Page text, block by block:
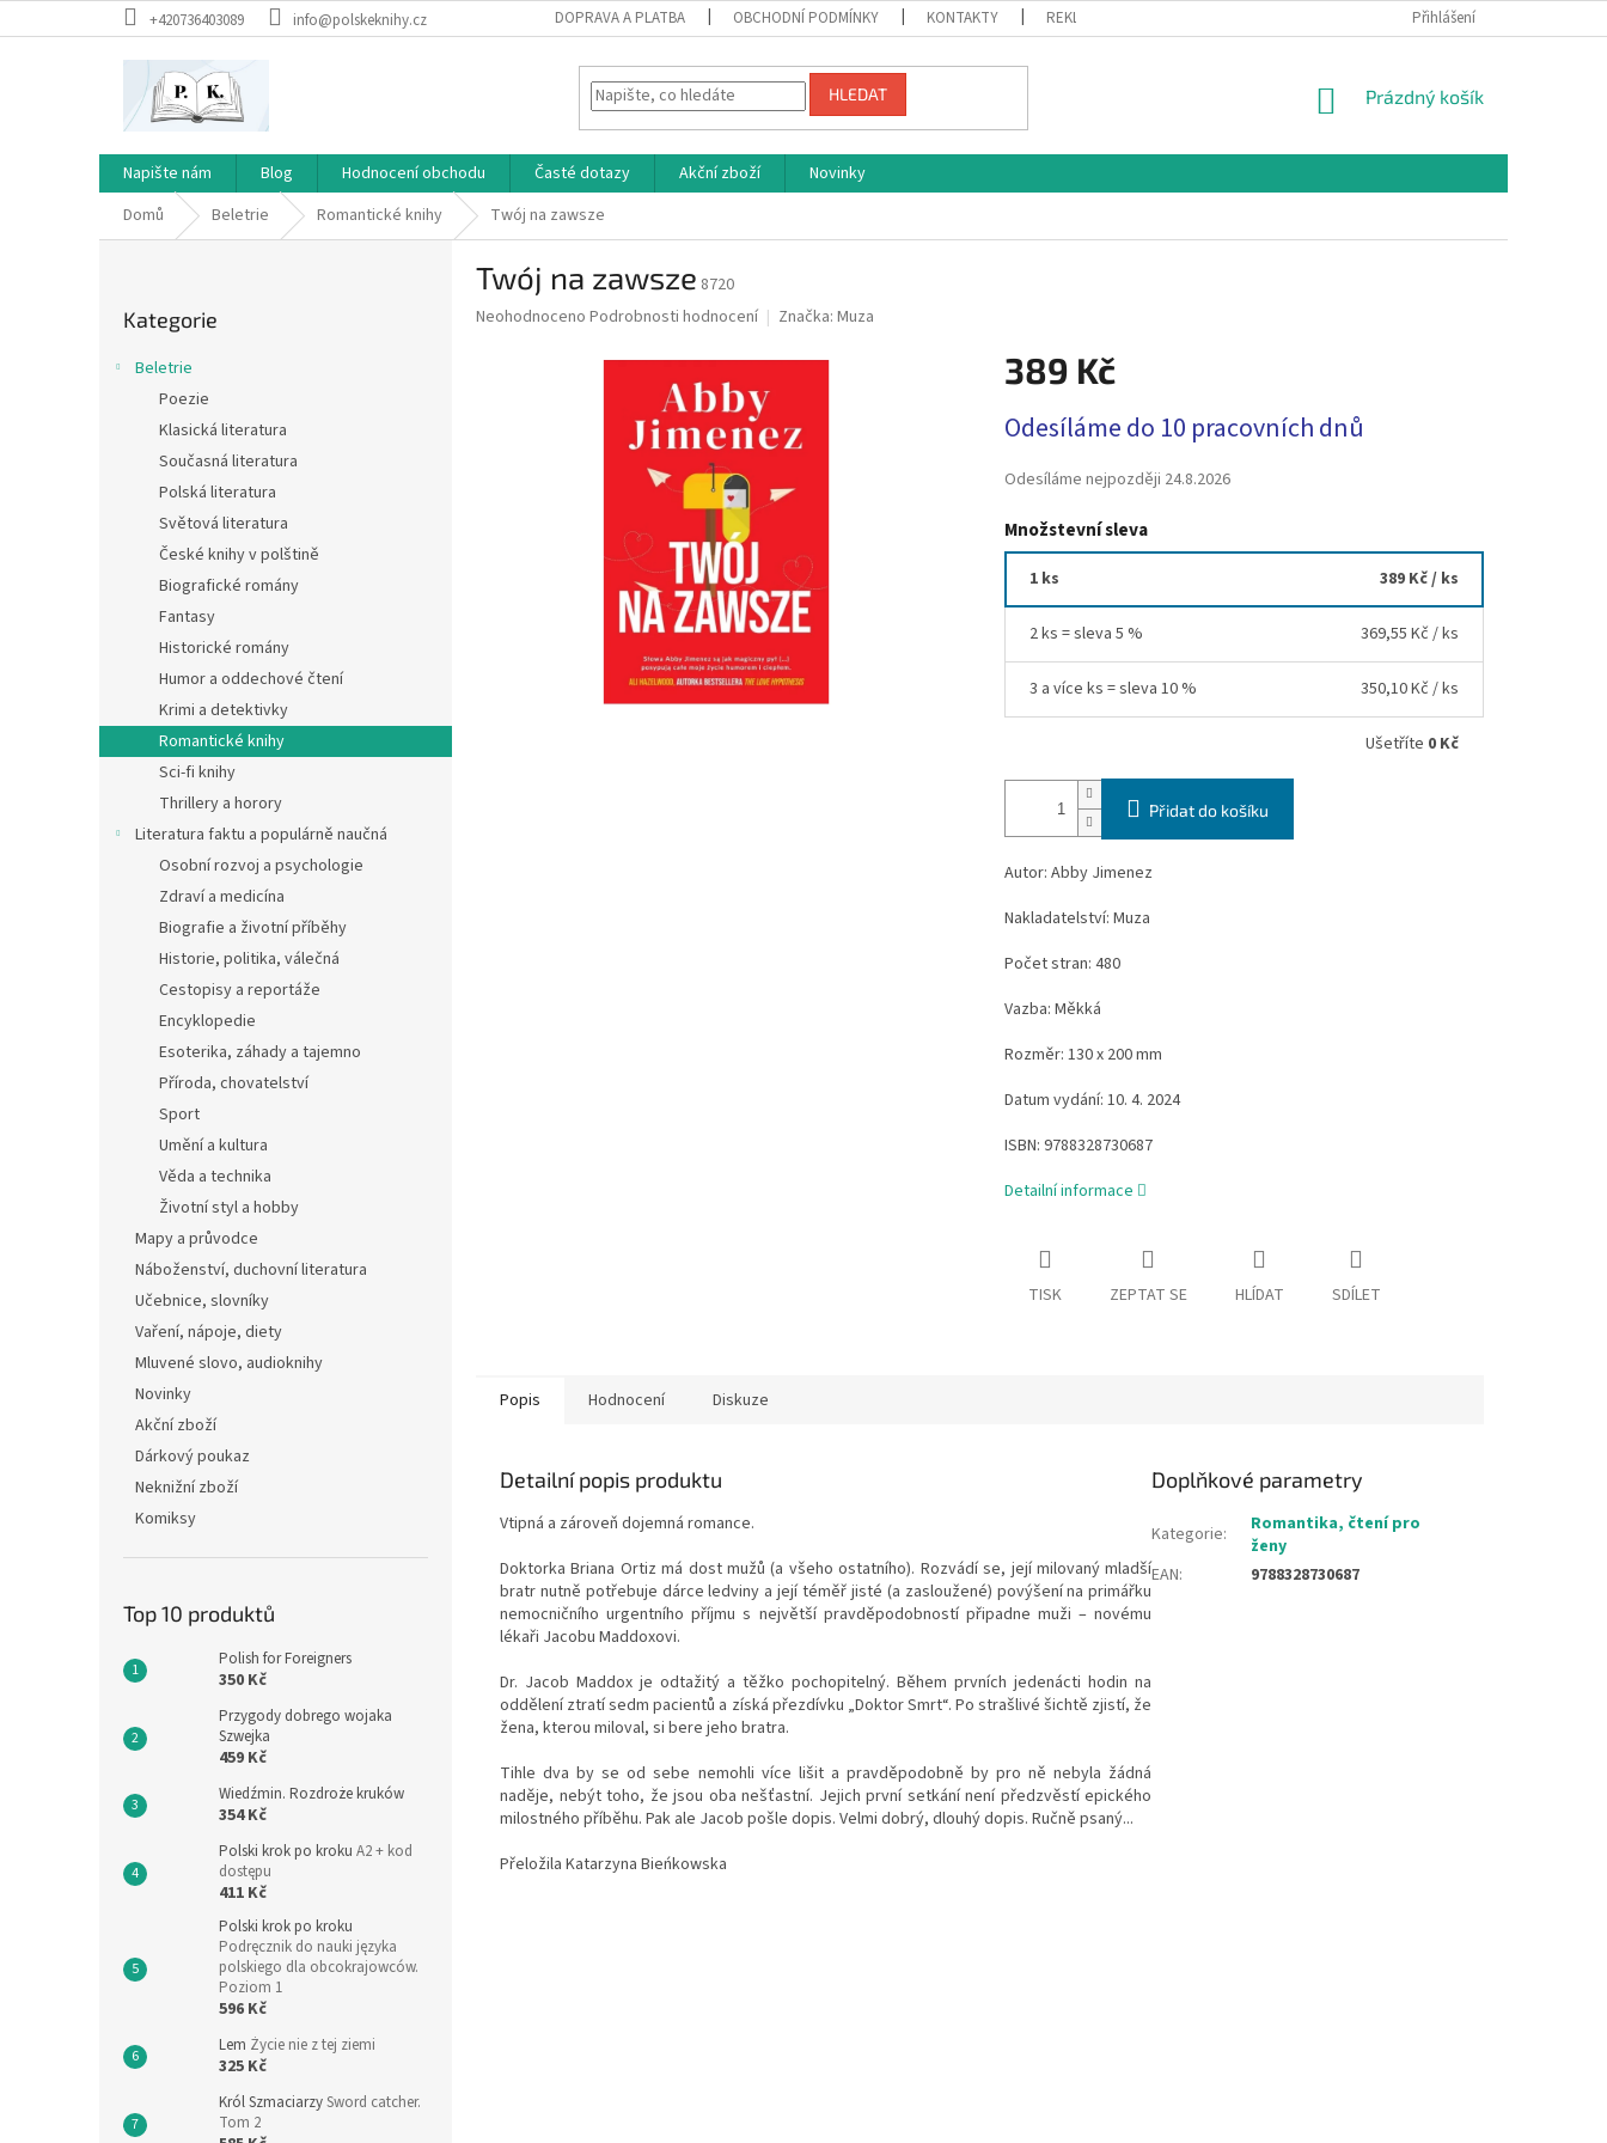
na
+420736403089 info@polskeknihy.cz DOPRAVA A PLATBA OBCHODNÍ PODMÍNKY KONTAKTY REKLAMAČNÍ ŘÁD OCHRANA OSOBNÍCH ÚDAJŮ A PODMÍNKY UŽITÍ
Přihlášení
HLEDAT
NÁKUPNÍ
Prázdný košík
Napište nám Blog Hodnocení obchodu Časté dotazy Akční zboží
Novinky
Domů
Beletrie Romantické knihy Twój na zawsze
kategorie
Kategorie
Beletrie
Poezie
Klasická literatura
Současná literatura
Polská literatura
Světová literatura
České knihy v polštině
Biografické romány
Fantasy
Historické romány
Humor a oddechové čtení
Krimi a detektivky
Romantické knihy
Sci-fi knihy
Thrillery a horory
Literatura faktu a populárně naučná
Osobní rozvoj a psychologie
Zdraví a medicína
Biografie a životní příběhy
Historie, politika, válečná
Cestopisy a reportáže
Encyklopedie
Esoterika, záhady a tajemno
Příroda, chovatelství
Sport
Umění a kultura
Věda a technika
Životní styl a hobby
Mapy a průvodce
Náboženství, duchovní literatura
Učebnice, slovníky
Vaření, nápoje, diety
Mluvené slovo, audioknihy
Novinky
Akční zboží
Dárkový poukaz
Neknižní zboží
Komiksy
Top 10 produktů
Polish for Foreigners
350 Kč
Przygody dobrego wojaka
Szwejka
459 Kč
Wiedźmin. Rozdroże kruków
354 Kč
Polski krok po kroku A2 + kod
dostępu
411 Kč
Polski krok po kroku
Podręcznik do nauki języka
polskiego dla obcokrajowców.
Poziom 1
596 Kč
Lem Życie nie z tej ziemi
325 Kč
Król SzmaciarzySword catcher.
Tom 2
Twój na zawsze 8720
Průměrné
Neohodnoceno Podrobnosti hodnocení Značka: Muza
389 Kč
cena:
Odesíláme do 10 pracovních dnů
Odesíláme nejpozději 24.8.2026
Množstevní sleva
1 ks 389 Kč/ ks
2 ks = sleva 5 % 369,55 Kč / ks
3 a více ks = sleva 10 % 350,10 Kč / ks
Ušetříte 0 Kč
Přidat do košíku
Autor: Abby Jimenez
Nakladatelství: Muza
Počet stran: 480
Vazba: Měkká
Rozměr: 130 x 200 mm
Datum vydání: 10. 4. 2024
ISBN: 9788328730687
Detailní informace
TISK ZEPTAT SE HLÍDAT SDÍLET
Popis Hodnocení Diskuze
Detailní popis produktu
Vtipná a zároveň dojemná romance.
Doktorka Briana Ortiz má dost mužů (a všeho ostatního). Rozvádí se, její milovaný mladší
bratr nutně potřebuje dárce ledviny a její téměř jisté (a zasloužené) povýšení na primářku
nemocničního urgentního příjmu s největší pravděpodobností připadne muži – novému
lékaři Jacobu Maddoxovi.
Dr. Jacob Maddox je odtažitý a těžko pochopitelný. Během prvních jedenácti hodin na
oddělení ztratí sedm pacientů a získá přezdívku „Doktor Smrt“. Po strašlivé šichtě zjistí, že
žena, kterou miloval, si bere jeho bratra.
Tihle dva by se od sebe nemohli více lišit a pravděpodobně by pro ně nebyla žádná
naděje, nebýt toho, že jsou oba nešťastní. Jejich první setkání není předzvěstí epického
milostného příběhu. Pak ale Jacob pošle dopis. Velmi dobrý, dlouhý dopis. Ručně psaný...
Přeložila Katarzyna Bieńkowska
Doplňkové parametry
Kategorie:
Romantika, čtení pro
ženy
EAN: 9788328730687